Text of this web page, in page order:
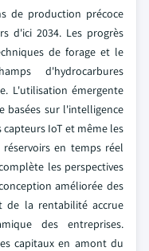
de production précoce
d'ici 2034. Les progrès
de forage et le
d'hydrocarbures
L'utilisation émergente
basées sur l'intelligence
IoT et même les
en temps réel
les perspectives
améliorée des
de la rentabilité accrue
des entreprises.
capitaux en amont du